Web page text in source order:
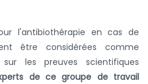
l'antibiothérapie en cas de
être considérées comme
les preuves scientifiques
de ce groupe de travail